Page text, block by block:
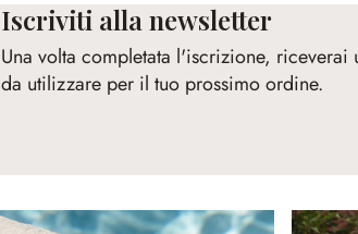
Iscriviti alla newsletter
Una volta completata l'iscrizione, riceverai
da utilizzare per il tuo prossimo ordine.